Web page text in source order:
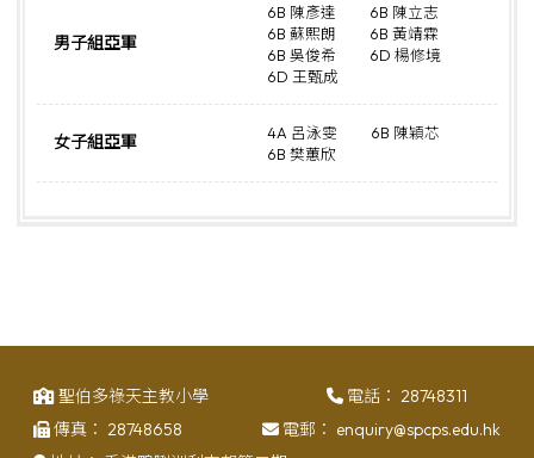
男子組亞軍
6B 陳彥達
6B 陳立志
6B 蘇熙朗
6B 黃靖霖
6B 吳俊希
6D 楊修境
6D 王甄成
女子組亞軍 4A 呂泳雯
6B 陳穎芯
6B 樊蕙欣
聖伯多祿天主教小學 電話： 28748311
傳真： 28748658 電郵： enquiry@spcps.edu.hk